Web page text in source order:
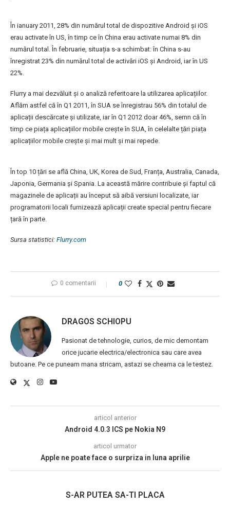
În ianuary 2011, 28% din numărul total de dispozitive Android și iOS
erau activate în US, în timp ce în China erau activate numai 8% din
numărul total. În februarie, situația s-a schimbat: în China s-au
înregistrat 23% din numărul total de activări iOS și Android, iar în US
22%.
Flurry a mai dezvăluit și o analiză referitoare la utilizarea aplicațiilor.
Aflăm astfel că în Q1 2011, în SUA se înregistrau 56% din totalul de
aplicații descărcate și utilizate, iar în Q1 2012 doar 46%, semn că în
timp ce piața aplicațiilor mobile crește în SUA, în celelalte țări piața
aplicațiilor mobile crește și mai mult și mai repede.
În top 10 țări se află China, UK, Korea de Sud, Franța, Australia, Canada,
Japonia, Germania și Spania. La această mărire contribuie și faptul că
magazinele de aplicații au început să aibă versiuni localizate, iar
programatorii locali furnizează aplicații create special pentru fiecare
țară în parte.
Sursa statistici: Flurry.com
0 comentarii 0
DRAGOS SCHIOPU
Pasionat de tehnologie, curios, de mic demontam
orice jucarie electrica/electronica sau care avea
butoane. Pe ce puneam mana stricam, astazi se cheama ca le testez.
articol anterior
Android 4.0.3 ICS pe Nokia N9
articol urmator
Apple ne poate face o surpriza in luna aprilie
S-AR PUTEA SA-TI PLACA